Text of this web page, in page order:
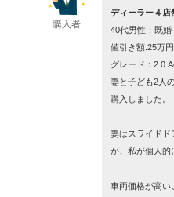
購入者
ディーラー４店
40代男性：既婚
値引き額:25万円
グレード：2.0
妻と子ども2人
購入しました。
妻はスライドド
が、私が個人的
車両価格が高い